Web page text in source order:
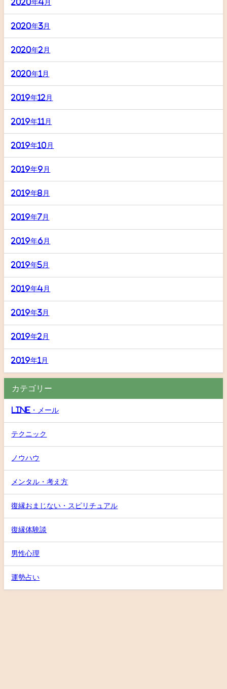
2020年4月
2020年3月
2020年2月
2020年1月
2019年12月
2019年11月
2019年10月
2019年9月
2019年8月
2019年7月
2019年6月
2019年5月
2019年4月
2019年3月
2019年2月
2019年1月
カテゴリー
LINE・メール
テクニック
ノウハウ
メンタル・考え方
復縁おまじない・スピリチュアル
復縁体験談
男性心理
運勢占い